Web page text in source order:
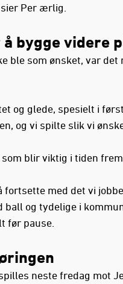
Per ærlig.
bygge videre
ble som ønsket, var det
og glede, spesielt i
og vi spilte slik vi
blir viktig i tiden
fortsette med det vi
ball og tydelige i
før pause.
neste fredag mot